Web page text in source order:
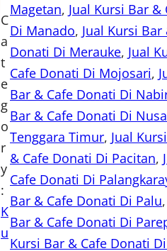
C
a
t
e
g
o
r
y
:
K
u
Magetan, Jual Kursi Bar
Di Manado, Jual Kursi
Donati Di Merauke, Jual
Cafe Donati Di Mojosari,
Bar & Cafe Donati Di
Bar & Cafe Donati Di
Tenggara Timur, Jual
& Cafe Donati Di Pacitan,
Cafe Donati Di
Bar & Cafe Donati Di Palu,
Bar & Cafe Donati Di
Kursi Bar & Cafe Donati